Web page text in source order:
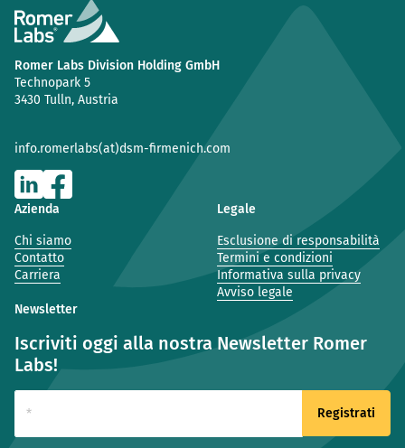
Romer Labs Division Holding GmbH
Technopark 5
3430 Tulln, Austria
info.romerlabs(at)dsm-firmenich.com
Azienda
Chi siamo
Contatto
Carriera
Legale
Esclusione di responsabilità
Termini e condizioni
Informativa sulla privacy
Avviso legale
Newsletter
Iscriviti oggi alla nostra Newsletter Romer
Labs!